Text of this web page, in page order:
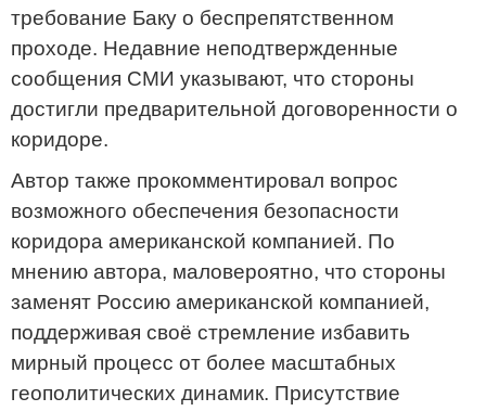
требование Баку о беспрепятственном
проходе. Недавние неподтвержденные
сообщения СМИ указывают, что стороны
достигли предварительной договоренности о
коридоре.
Автор также прокомментировал вопрос
возможного обеспечения безопасности
коридора американской компанией. По
мнению автора, маловероятно, что стороны
заменят Россию американской компанией,
поддерживая своё стремление избавить
мирный процесс от более масштабных
геополитических динамик. Присутствие